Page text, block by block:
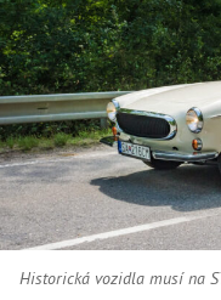
Historická vozidla musí na